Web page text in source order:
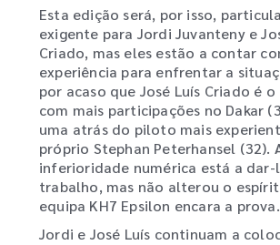
Esta edição será, por isso,
exigente para Jordi Juvanteny e
Criado, mas eles estão a contar
experiência para enfrentar a
por acaso que José Luís Criado é
com mais participações no Dakar
uma atrás do piloto mais
próprio Stephan Peterhansel (32).
inferioridade numérica está a dar-
trabalho, mas não alterou o
equipa KH7 Epsilon encara a prova.
Jordi e José Luís continuam a